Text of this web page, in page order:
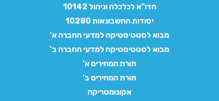
חדו"א לכלכלה וניהול 10142
יסודות החשבונאות 10280
מבוא לסטטיסטיקה למדעי החברה א'
מבוא לסטטיסטיקה למדעי החברה ב'
תורת המחירים א'
תורת המחירים ב'
אקונומטריקה